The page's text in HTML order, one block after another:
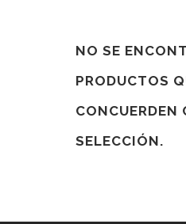
NO SE
PRODUCTOS
CONCUERDEN
SELECCIÓN.